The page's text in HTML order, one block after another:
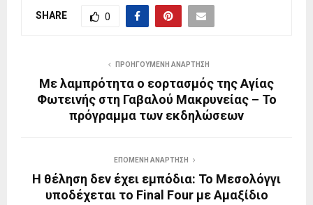
SHARE 0
ΠΡΟΗΓΟΎΜΕΝΗ ΑΝΆΡΤΗΣΗ
Με λαμπρότητα ο εορτασμός της Αγίας
Φωτεινής στη Γαβαλού Μακρυνείας – Το
πρόγραμμα των εκδηλώσεων
ΕΠΌΜΕΝΗ ΑΝΆΡΤΗΣΗ
Η θέληση δεν έχει εμπόδια: Το Μεσολόγγι
υποδέχεται το Final Four με Αμαξίδιο